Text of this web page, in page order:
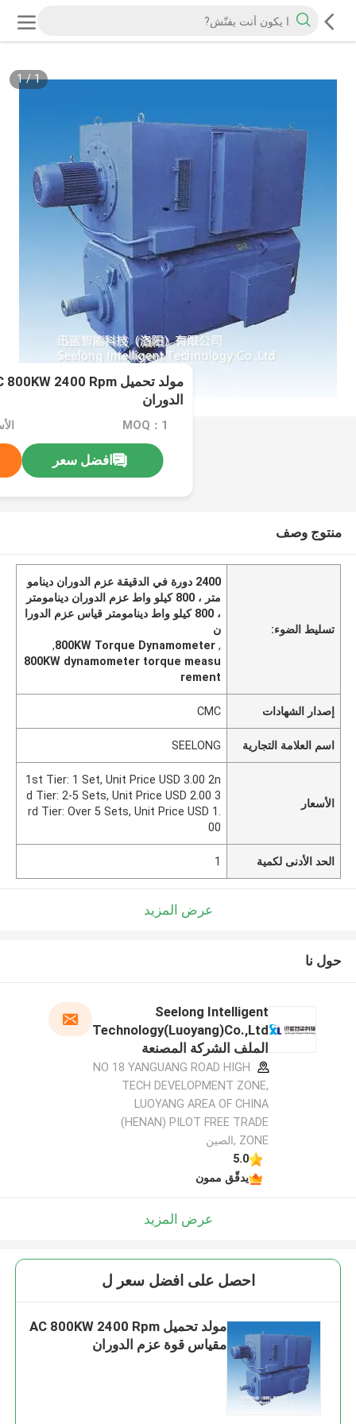
1
/
1
الدوران
MOQ：1
افضل سعر
منتوج وصف
تسليط الضوء:
2400 دورة في الدقيقة عزم الدوران دينامو
متر ، 800 كيلو واط عزم الدوران دينامومتر
، 800 كيلو واط دينامومتر قياس عزم الدورا
ن
,
800KW Torque Dynamometer
,
800KW dynamometer torque measu
rement
إصدار الشهادات CMC
اسم العلامة التجارية SEELONG
الأسعار
1st Tier: 1 Set, Unit Price USD 3.00 2n
d Tier: 2-5 Sets, Unit Price USD 2.00 3
rd Tier: Over 5 Sets, Unit Price USD 1.
00
الحد الأدنى لكمية 1
عرض المزيد
حول نا
Seelong Intelligent
Technology(Luoyang)Co.,Ltd
الملف الشركة المصنعة
NO 18 YANGUANG ROAD HIGH
TECH DEVELOPMENT ZONE,
LUOYANG AREA OF CHINA
(HENAN) PILOT FREE TRADE
ZONE ,الصين
5.0
يدقّق ممون
عرض المزيد
احصل على افضل سعر ل
مولد تحميل AC 800KW 2400 Rpm
مقياس قوة عزم الدوران